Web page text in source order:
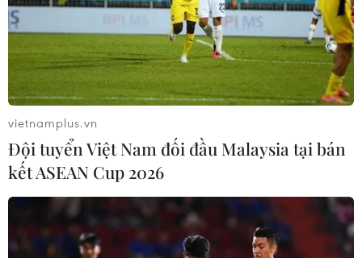
2020 và đã không bảo vệ được hệ sinh thái vốn đóng
vai trò sống còn đối với con người.
vietnamplus.vn
Đội tuyển Việt Nam đối đầu Malaysia tại bán
kết ASEAN Cup 2026